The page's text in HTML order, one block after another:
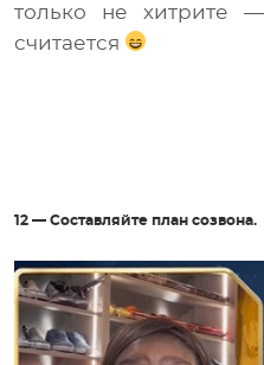
только не хитрите
считается
12 — Составляйте план созвона.